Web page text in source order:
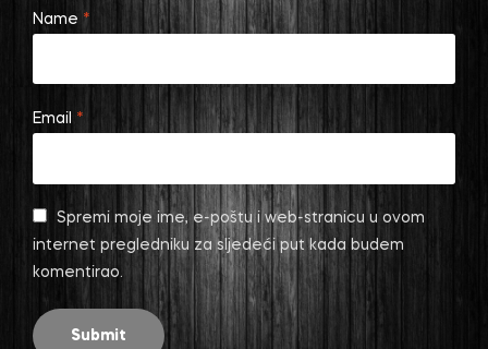
Name *
Email *
Spremi moje ime, e-poštu i web-stranicu u ovom
internet pregledniku za sljedeći put kada budem
komentirao.